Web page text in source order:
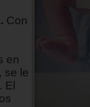
Con
en
se le
El